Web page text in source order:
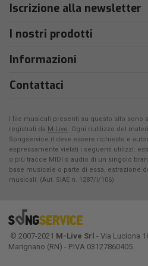
Iscrizione alla newsletter
I nostri prodotti
Informazioni
Contattaci
I file musicali presenti su questo sito sono
registrati da M-Live. Ogni riutilizzo del
Songservice.it deve essere richiesto e
espressamente vietati i seguenti utilizzi:
o più tracce MIDI o audio di un singolo
base musicale o parte di essa, estrazione
musicali. (Aut. SIAE n. 1287/I/106)
© 2007-2021 M-Live Srl - Via Luciona
Marignano (RN) - P.IVA 03127860405